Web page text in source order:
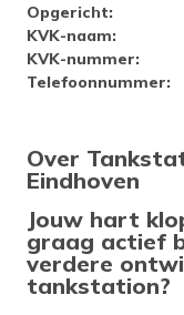
Opgericht:
KVK-naam:
KVK-nummer:
Telefoonnummer:
Over
Eindhoven
Jouw hart
graag actief
verdere
tankstation?